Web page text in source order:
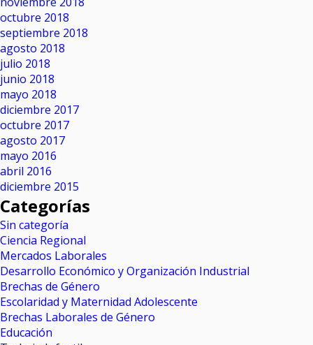
octubre 2018
septiembre 2018
agosto 2018
julio 2018
junio 2018
mayo 2018
diciembre 2017
octubre 2017
agosto 2017
mayo 2016
abril 2016
diciembre 2015
Categorías
Sin categoría
Ciencia Regional
Mercados Laborales
Desarrollo Económico y Organización Industrial
Brechas de Género
Escolaridad y Maternidad Adolescente
Brechas Laborales de Género
Educación